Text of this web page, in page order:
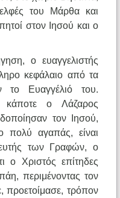
του Μάρθα και
στον Ιησού και ο
ο ευαγγελιστής
κεφάλαιο από τα
το Ευαγγέλιό του.
ο Λάζαρος
τον Ιησού,
πολύ αγαπάς, είναι
των Γραφών, ο
ο Χριστός επίτηδες
περιμένοντας τον
προετοίμασε, τρόπον